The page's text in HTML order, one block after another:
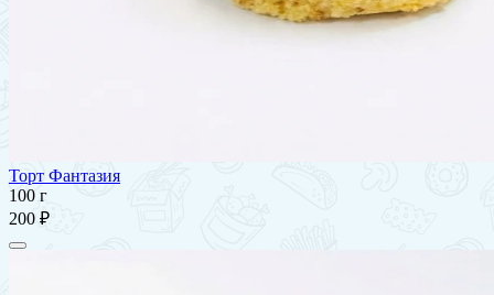
Торт Фантазия
100 г
200 ₽